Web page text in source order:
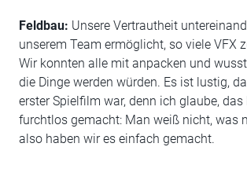
Feldbau: Unsere Vertrautheit
unserem Team ermöglicht, so viele VFX
Wir konnten alle mit anpacken und
die Dinge werden würden. Es ist lustig,
erster Spielfilm war, denn ich glaube, das
furchtlos gemacht: Man weiß nicht, was
also haben wir es einfach gemacht.